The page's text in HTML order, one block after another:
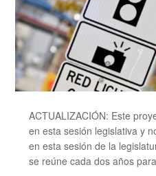
ACTUALIZACIÓN: Este
en esta sesión legislativa y
en esta sesión de la
se reúne cada dos años para